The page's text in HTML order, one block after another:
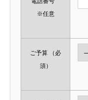
※任意
ご予算
（必
須）